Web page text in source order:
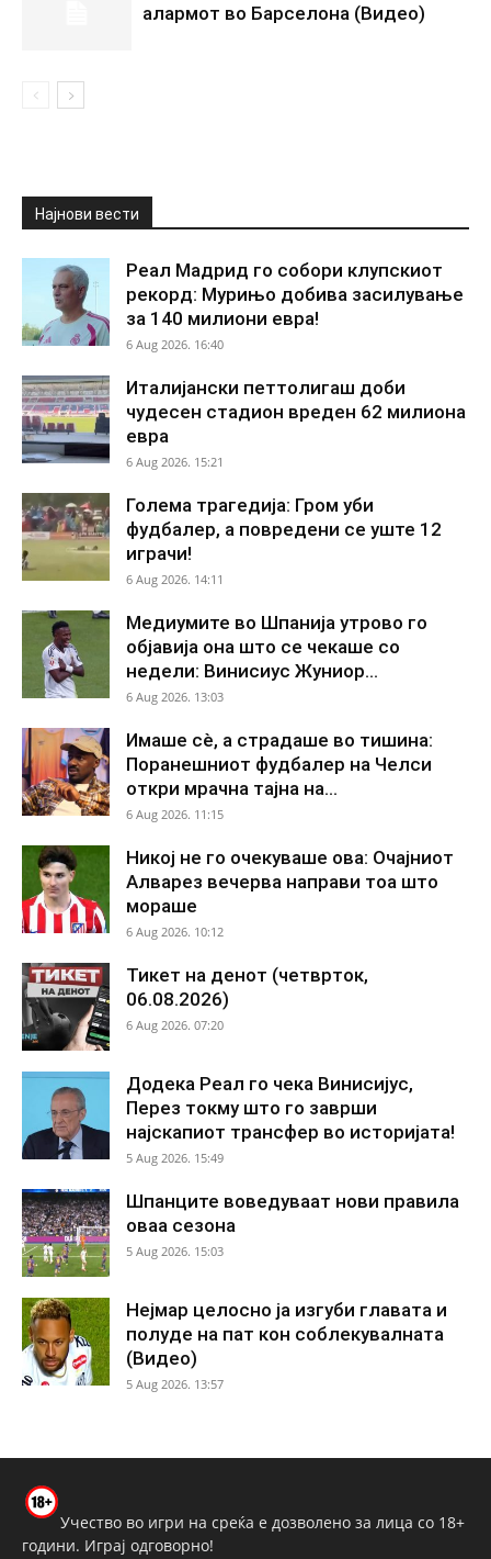
алармот во Барселона (Видео)
Најнови вести
Реал Мадрид го собори клупскиот
рекорд: Мурињо добива засилување
за 140 милиони евра!
6 Aug 2026. 16:40
Италијански петтолигаш доби
чудесен стадион вреден 62 милиона
евра
6 Aug 2026. 15:21
Голема трагедија: Гром уби
фудбалер, а повредени се уште 12
играчи!
6 Aug 2026. 14:11
Медиумите во Шпанија утрово го
објавија она што се чекаше со
недели: Винисиус Жуниор...
6 Aug 2026. 13:03
Имаше сè, а страдаше во тишина:
Поранешниот фудбалер на Челси
откри мрачна тајна на...
6 Aug 2026. 11:15
Никој не го очекуваше ова: Очајниот
Алварез вечерва направи тоа што
мораше
6 Aug 2026. 10:12
Тикет на денот (четврток,
06.08.2026)
6 Aug 2026. 07:20
Додека Реал го чека Винисијус,
Перез токму што го заврши
најскапиот трансфер во историјата!
5 Aug 2026. 15:49
Шпанците воведуваат нови правила
оваа сезона
5 Aug 2026. 15:03
Нејмар целосно ја изгуби главата и
полуде на пат кон соблекувалната
(Видео)
5 Aug 2026. 13:57
Учество во игри на среќа е дозволено за лица со 18+
години. Играј одговорно!